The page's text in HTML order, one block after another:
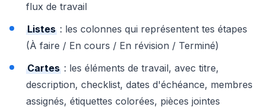
flux de travail
Listes : les colonnes qui représentent tes étapes
(À faire / En cours / En révision / Terminé)
Cartes : les éléments de travail, avec titre,
description, checklist, dates d'échéance, membres
assignés, étiquettes colorées, pièces jointes